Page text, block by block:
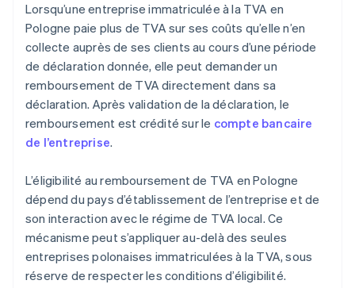
Lorsqu’une entreprise immatriculée à la TVA en
Pologne paie plus de TVA sur ses coûts qu’elle n’en
collecte auprès de ses clients au cours d’une période
de déclaration donnée, elle peut demander un
remboursement de TVA directement dans sa
déclaration. Après validation de la déclaration, le
remboursement est crédité sur le compte bancaire
de l’entreprise.
L’éligibilité au remboursement de TVA en Pologne
dépend du pays d’établissement de l’entreprise et de
son interaction avec le régime de TVA local. Ce
mécanisme peut s’appliquer au-delà des seules
entreprises polonaises immatriculées à la TVA, sous
réserve de respecter les conditions d’éligibilité.